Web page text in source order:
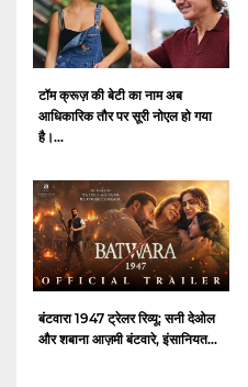
टॉम क्रूज़ की बेटी का नाम अब
आधिकारिक तौर पर सूरी नोएल हो गया
है।...
बंटवारा 1947 ट्रेलर रिव्यू: सनी देओल
और शबाना आज़मी बंटवारे, इंसानियत...